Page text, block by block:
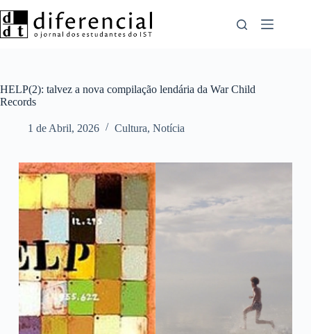
para
o
HELP(2): talvez a nova compilação lendária da War Child
Records
1 de Abril, 2026 Cultura, Notícia